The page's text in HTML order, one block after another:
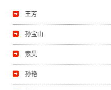
王芳
孙宝山
索昊
孙艳